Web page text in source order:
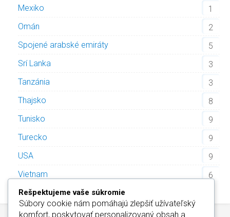
Mexiko
1
Omán
2
Spojené arabské emiráty
5
Srí Lanka
3
Tanzánia
3
Thajsko
8
Tunisko
9
Turecko
9
USA
9
Vietnam
6
Rešpektujeme vaše súkromie
Súbory cookie nám pomáhajú zlepšiť užívateľský
komfort, poskytovať personalizovaný obsah a